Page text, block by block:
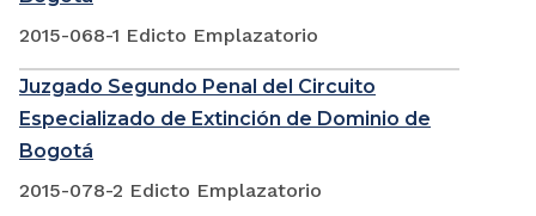
2015-068-1 Edicto Emplazatorio
Juzgado Segundo Penal del Circuito
Especializado de Extinción de Dominio de
Bogotá
2015-078-2 Edicto Emplazatorio